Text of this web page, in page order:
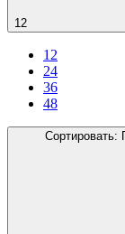
12
12
24
36
48
Сортировать: